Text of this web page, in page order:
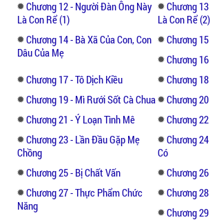
dung chỉ có một cái: Sinh
một tuần một lần!Anh bất
nhíu mày, khóe miệng nhếch
thế như chẻ tre, ký tên của
bay phượng múa.
Bởi vì … có hiệp nghị cho nên. .
“Bà xã, khuya rồi, chúng ta
Một tên con trai nhắc nhở.
Cô gái nhìn mắt hắn , rồi gật
đầu giường.
Chương 12 - Người Đàn Ông Này
Là Con Rể (1)
Chương
Là Con Rể (2)
Chương 14 - Bà Xã Của Con, Con
Dâu Của Mẹ
Chương
Chương
Chương 17 - Tô Dịch Kiều
Chương
Chương 19 - Mì Rưới Sốt Cà Chua
Chương
Chương 21 - Ý Loạn Tình Mê
Chương
Chương 23 - Lần Đầu Gặp Mẹ
Chồng
Chương
Có
Chương 25 - Bị Chất Vấn
Chương
Chương 27 - Thực Phẩm Chức
Năng
Chương
Chương